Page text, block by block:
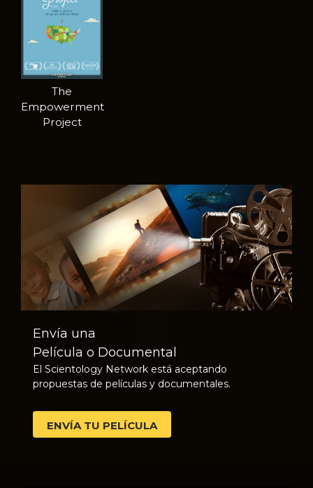
The
Empowerment
Project
Envía una
Película o Documental
El Scientology Network está aceptando
propuestas de películas y documentales.
ENVÍA TU PELÍCULA